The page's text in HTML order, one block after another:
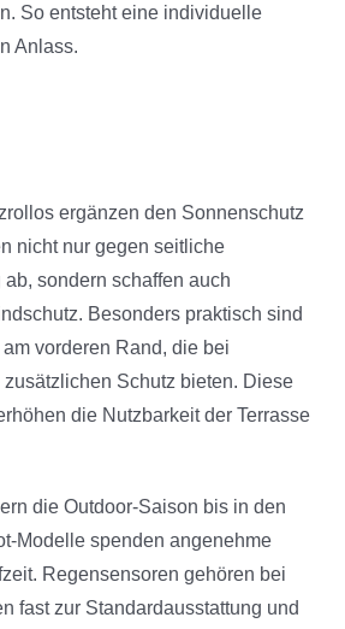
So entsteht eine individuelle
Anlass.
ergänzen den Sonnenschutz
nicht nur gegen seitliche
sondern schaffen auch
Besonders praktisch sind
vorderen Rand, die bei
Schutz bieten. Diese
die Nutzbarkeit der Terrasse
die Outdoor-Saison bis in den
Modelle spenden angenehme
Regensensoren gehören bei
fast zur Standardausstattung und